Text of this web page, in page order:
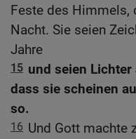
Feste des Himmels,
Nacht. Sie seien
Jahre
15 und seien Lichter
dass sie scheinen
so.
16 Und Gott machte